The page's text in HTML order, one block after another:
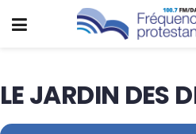
LE JARDIN DES